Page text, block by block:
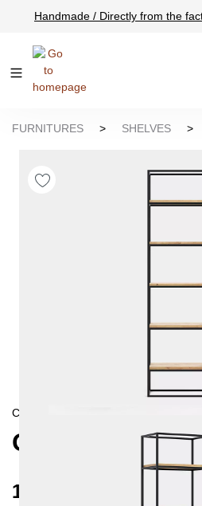
content
Handmade / Directly from the
FURNITURES > SHELVES >
CONTEMPORAIN/
OSSA
1070 €